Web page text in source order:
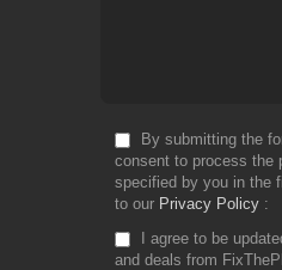
By submitting the
consent to process the
specified by you in the
to our Privacy Policy
I agree to be
and deals from